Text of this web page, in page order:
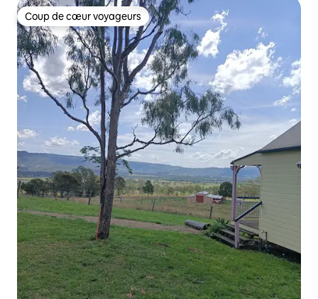
Coup de cœur voyageurs
Coup de cœur voyageurs